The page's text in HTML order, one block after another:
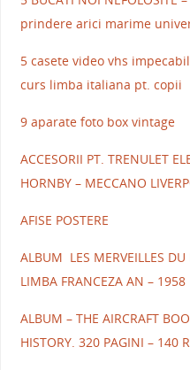
prindere arici marime
5 casete video vhs
curs limba italiana pt. copii
9 aparate foto box vintage
ACCESORII PT. TRENULET
HORNBY – MECCANO
AFISE POSTERE
ALBUM LES MERVEILLES DU
LIMBA FRANCEZA AN – 1958
ALBUM – THE AIRCRAFT
HISTORY. 320 PAGINI – 140